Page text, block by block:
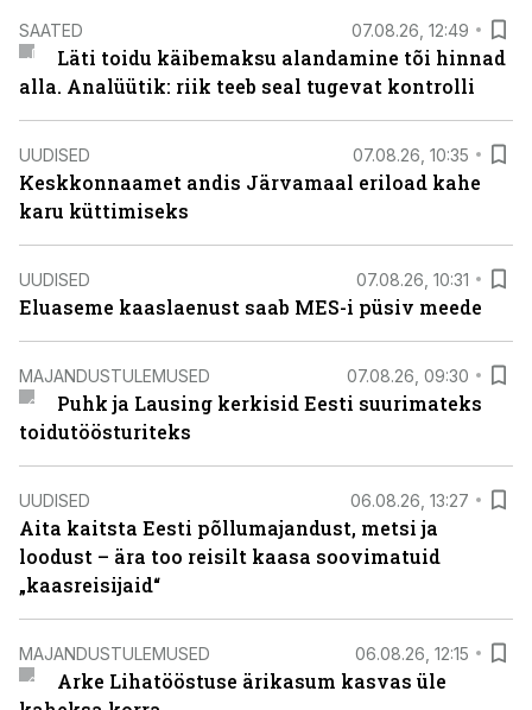
SAATED 07.08.26, 12:49
Läti toidu käibemaksu alandamine tõi hinnad
alla. Analüütik: riik teeb seal tugevat kontrolli
UUDISED 07.08.26, 10:35
Keskkonnaamet andis Järvamaal eriload kahe
karu küttimiseks
UUDISED 07.08.26, 10:31
Eluaseme kaaslaenust saab MES-i püsiv meede
MAJANDUSTULEMUSED 07.08.26, 09:30
Puhk ja Lausing kerkisid Eesti suurimateks
toidutöösturiteks
UUDISED 06.08.26, 13:27
Aita kaitsta Eesti põllumajandust, metsi ja
loodust – ära too reisilt kaasa soovimatuid
„kaasreisijaid“
MAJANDUSTULEMUSED 06.08.26, 12:15
Arke Lihatööstuse ärikasum kasvas üle